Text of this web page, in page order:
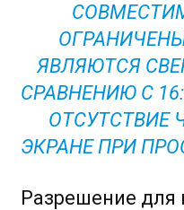
ЯВЛЯЮТСЯ
СРАВНЕНИЮ С
ОТСУТСТВИЕ
ЭКРАНЕ ПРИ
Разрешение для